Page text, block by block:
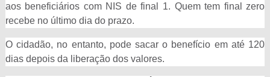
aos beneficiários com NIS de final 1. Quem tem final zero
recebe no último dia do prazo.
O cidadão, no entanto, pode sacar o benefício em até 120
dias depois da liberação dos valores.